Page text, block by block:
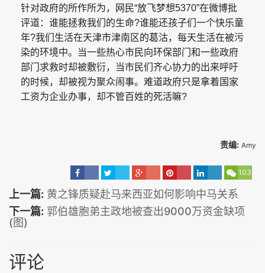
针对政府的所作所为，网民“放飞梦想5370”在微博批
评道：谁能拯救我们的生命?谁能还孩子们一个快乐童
年?我们生活在天津市津南区的葛沽，每天生活在被污
染的环境中。当一些热心市民向环保部门和一些政府
部门求救时却被敷衍，当市民们齐心协力的出来呼吁
的时候，却被视为聚众闹事。难道政府只是拿着国家
工资为企业办事，却不管百姓的死活嘛?
责编: Amy
103
上一篇: 黄之锋质疑赴马来西亚如何影响中马关系
下一篇: 郭伯雄胞弟主政地被查出9000万资金缺项
(图)
评论